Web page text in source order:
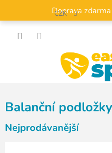
obsah
Doprava
CZK
Balanční podložky
Nejprodávanější